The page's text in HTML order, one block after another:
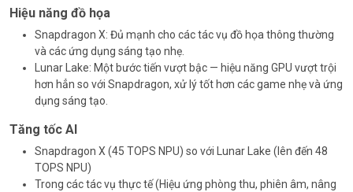
Hiệu năng đồ họa
Snapdragon X: Đủ mạnh cho các tác vụ đồ họa thông thường
và các ứng dụng sáng tạo nhẹ.
Lunar Lake: Một bước tiến vượt bậc — hiệu năng GPU vượt trội
hơn hẳn so với Snapdragon, xử lý tốt hơn các game nhẹ và ứng
dụng sáng tạo.
Tăng tốc AI
Snapdragon X (45 TOPS NPU) so với Lunar Lake (lên đến 48
TOPS NPU)
Trong các tác vụ thực tế (Hiệu ứng phòng thu, phiên âm, nâng